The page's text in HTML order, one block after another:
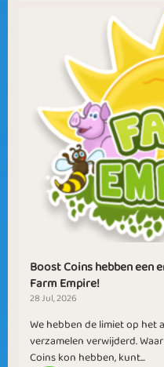
Boost Coins hebben een
Farm Empire!
28 Jul, 2026
We hebben de limiet op het
verzamelen verwijderd.
Coins kon hebben, kunt...